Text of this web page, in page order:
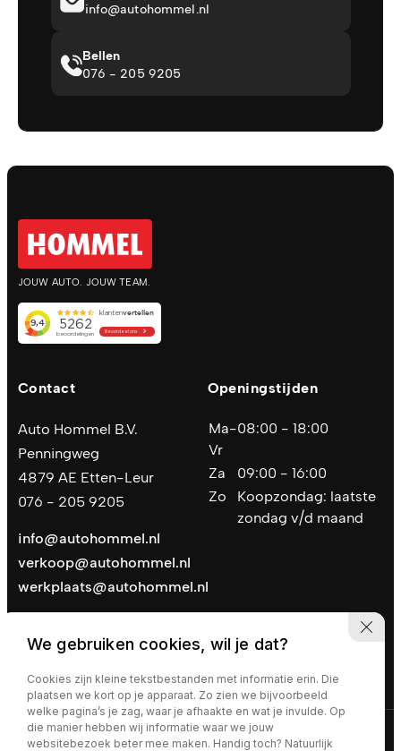
info@autohommel.nl
Bellen
076 - 205 9205
JOUW AUTO. JOUW TEAM.
Contact
Auto Hommel B.V.
Penningweg
4879 AE Etten-Leur
076 - 205 9205
info@autohommel.nl
verkoop@autohommel.nl
werkplaats@autohommel.nl
Openingstijden
Ma-
Vr
08:00 - 18:00
Za
09:00 - 16:00
Zo
Koopzondag: laatste
zondag v/d maand
Privacy policy | Algemene voorwaarden
We gebruiken cookies, wil je dat?
Cookies zijn kleine tekstbestanden met informatie erin. Die
plaatsen we kort op je apparaat. Zo zien we bijvoorbeeld
welke pagina’s je zag, waar je afhaakte en wat je invulde. Op
die manier hebben wij informatie waar we jouw
websitebezoek beter mee maken. Handig toch? Natuurlijk